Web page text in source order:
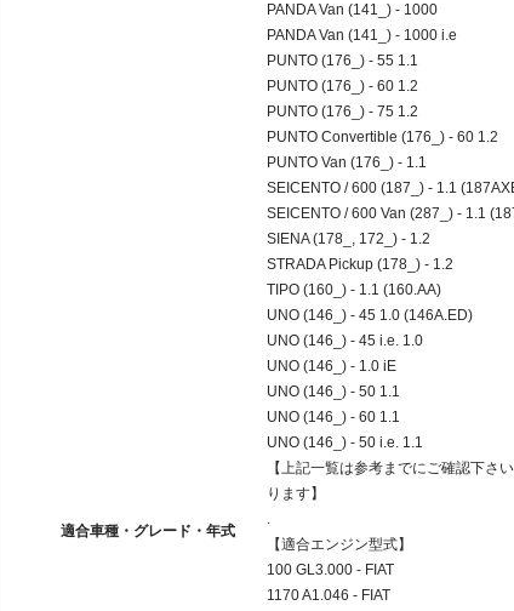
適合車種・グレード・年式
PANDA Van (141_) - 1000
PANDA Van (141_) - 1000 i.e
PUNTO (176_) - 55 1.1
PUNTO (176_) - 60 1.2
PUNTO (176_) - 75 1.2
PUNTO Convertible (176_) - 60 1.2
PUNTO Van (176_) - 1.1
SEICENTO / 600 (187_) - 1.1
SEICENTO / 600 Van (287_) - 1.1
SIENA (178_, 172_) - 1.2
STRADA Pickup (178_) - 1.2
TIPO (160_) - 1.1 (160.AA)
UNO (146_) - 45 1.0 (146A.ED)
UNO (146_) - 45 i.e. 1.0
UNO (146_) - 1.0 iE
UNO (146_) - 50 1.1
UNO (146_) - 60 1.1
UNO (146_) - 50 i.e. 1.1
【上記一覧は参考までにご確認下さ
ります】
.
【適合エンジン型式】
100 GL3.000 - FIAT
1170 A1.046 - FIAT